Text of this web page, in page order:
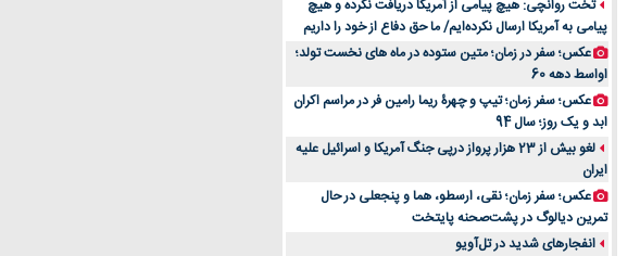
راهنمای جامع بهترین کفش ورزشی برای دویدن و استفاده
روزمره | بررسی ۱۲ مدل برتر
تخت روانچی: هیچ پیامی از آمریکا دریافت نکرده و هیچ
پیامی به آمریکا ارسال نکرده‌ایم/ ما حق دفاع از خود را داریم
عکس؛ سفر در زمان؛ متین ستوده در ماه های نخست تولد؛
اواسط دهه 60
عکس؛ سفر زمان؛ تیپ و چهرۀ ریما رامین فر در مراسم اکران
ابد و یک روز؛ سال 94
لغو بیش از 23 هزار پرواز درپی جنگ آمریکا و اسرائیل علیه
ایران
عکس؛ سفر زمان؛ نقی، ارسطو، هما و پنجعلی در حال
تمرین دیالوگ در پشت‌صحنه پایتخت
انفجارهای شدید در تل‌آویو